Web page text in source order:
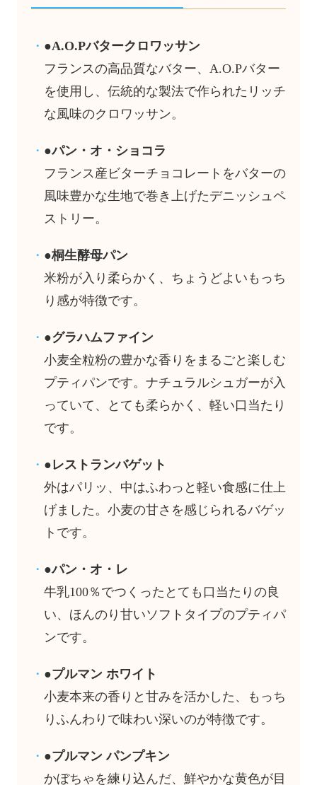
●A.O.Pバタークロワッサン
フランスの高品質なバター、A.O.Pバター
を使用し、伝統的な製法で作られたリッチ
な風味のクロワッサン。
●パン・オ・ショコラ
フランス産ビターチョコレートをバターの
風味豊かな生地で巻き上げたデニッシュペ
ストリー。
●桐生酵母パン
米粉が入り柔らかく、ちょうどよいもっち
り感が特徴です。
●グラハムファイン
小麦全粒粉の豊かな香りをまるごと楽しむ
プティパンです。ナチュラルシュガーが入
っていて、とても柔らかく、軽い口当たり
です。
●レストランバゲット
外はパリッ、中はふわっと軽い食感に仕上
げました。小麦の甘さを感じられるバゲッ
トです。
●パン・オ・レ
牛乳100％でつくったとても口当たりの良
い、ほんのり甘いソフトタイプのプティパ
ンです。
●プルマン ホワイト
小麦本来の香りと甘みを活かした、もっち
りふんわりで味わい深いのが特徴です。
●プルマン パンプキン
かぼちゃを練り込んだ、鮮やかな黄色が目